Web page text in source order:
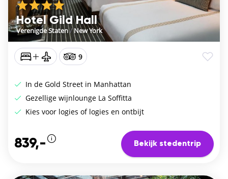
Hotel Gild Hall
Verenigde Staten/New York
9
In de Gold Street in Manhattan
Gezellige wijnlounge La Soffitta
Kies voor logies of logies en ontbijt
839,- Bekijk stedentrip